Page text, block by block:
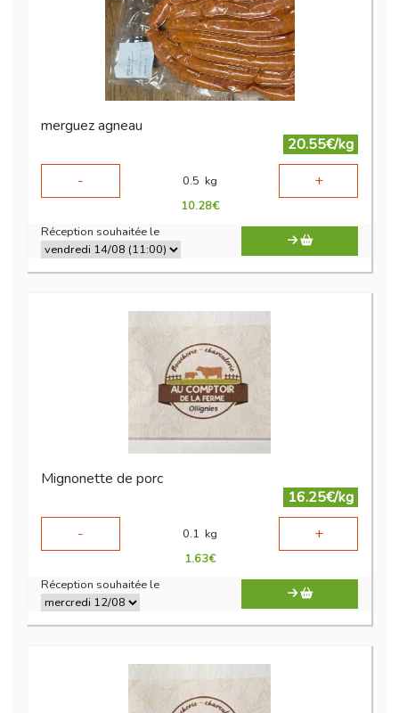
merguez agneau
20.55€/kg
-
0.5 kg +
10.28€
Réception souhaitée le
Mignonette de porc
16.25€/kg
-
0.1 kg +
1.63€
Réception souhaitée le